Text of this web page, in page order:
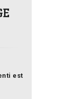
est